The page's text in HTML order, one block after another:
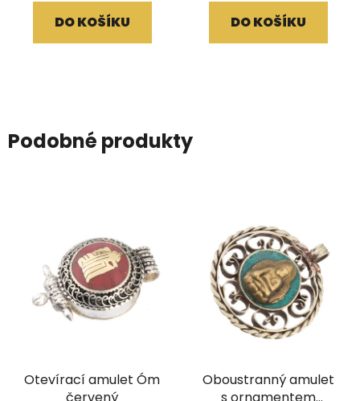
DO KOŠÍKU DO KOŠÍKU
Podobné produkty
Otevírací amulet Óm
Oboustranný amulet